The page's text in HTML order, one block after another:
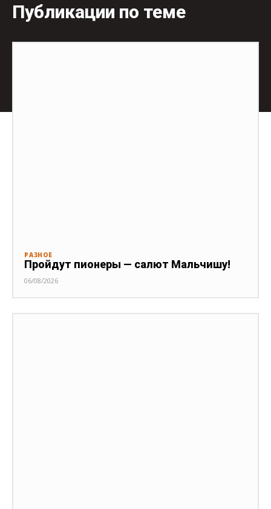
Публикации по теме
РАЗНОЕ
Пройдут пионеры — салют Мальчишу!
06/08/2026